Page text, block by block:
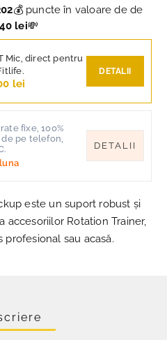
💰 puncte în valoare de de
lei💸
Mic, direct pentru
lei
DETALII
fixe, 100%
pe telefon,
DETALII
este un suport robust și
accesoriilor Rotation Trainer,
sau acasă.